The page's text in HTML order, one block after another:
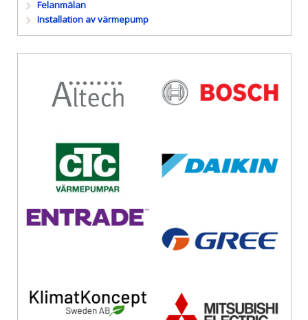
Felanmälan
Installation av värmepump